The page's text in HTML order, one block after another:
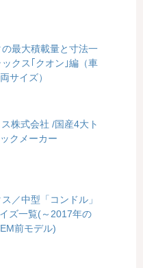
最大積載量と寸法一
クス｢クオン｣編（車
両サイズ）
株式会社 /国産4大ト
クメーカー
／中型「コンドル」
ズ一覧(～2017年の
前モデル)